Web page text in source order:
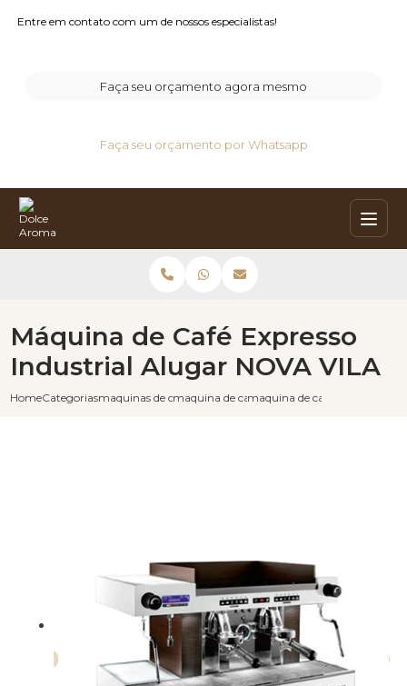
Entre em contato com um de nossos especialistas!
Faça seu orçamento agora mesmo
Faça seu orçamento por Whatsapp
HomeCategoriasmaquinas de cafe expressomaquina de cafe expresso industrial
maquina de cafe expresso
Máquina de Café Expresso
Industrial Alugar NOVA VILA